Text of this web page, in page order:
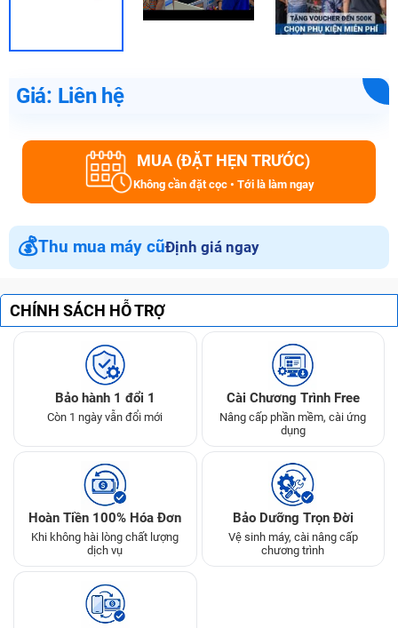
Giá: Liên hệ
MUA (ĐẶT HẸN TRƯỚC)
Không cần đặt cọc • Tới là làm ngay
💰Thu mua máy cũĐịnh giá ngay
CHÍNH SÁCH HỖ TRỢ
Bảo hành 1 đổi 1
Còn 1 ngày vẫn đổi mới
Cài Chương Trình Free
Nâng cấp phần mềm, cài ứng
dụng
Hoàn Tiền 100% Hóa Đơn
Khi không hài lòng chất lượng
dịch vụ
Bảo Dưỡng Trọn Đời
Vệ sinh máy, cài nâng cấp
chương trình